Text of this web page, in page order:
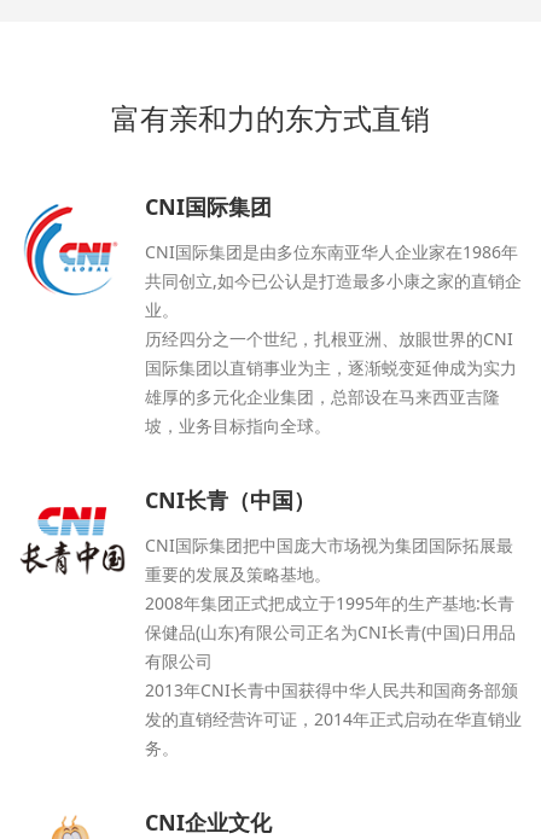
富有亲和力的东方式直销
CNI国际集团
CNI国际集团是由多位东南亚华人企业家在1986年
共同创立,如今已公认是打造最多小康之家的直销企
业。
历经四分之一个世纪，扎根亚洲、放眼世界的CNI
国际集团以直销事业为主，逐渐蜕变延伸成为实力
雄厚的多元化企业集团，总部设在马来西亚吉隆
坡，业务目标指向全球。
CNI长青（中国）
CNI国际集团把中国庞大市场视为集团国际拓展最
重要的发展及策略基地。
2008年集团正式把成立于1995年的生产基地:长青
保健品(山东)有限公司正名为CNI长青(中国)日用品
有限公司
2013年CNI长青中国获得中华人民共和国商务部颁
发的直销经营许可证，2014年正式启动在华直销业
务。
CNI企业文化